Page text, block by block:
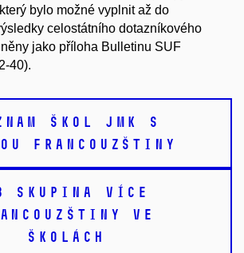
bylo možné vyplnit až do
celostátního dotazníkového
jako příloha Bulletinu SUF
40).
ŠKOL JMK S
FRANCOUZŠTINY
SKUPINA VÍCE
VE
ŠKOLÁCH